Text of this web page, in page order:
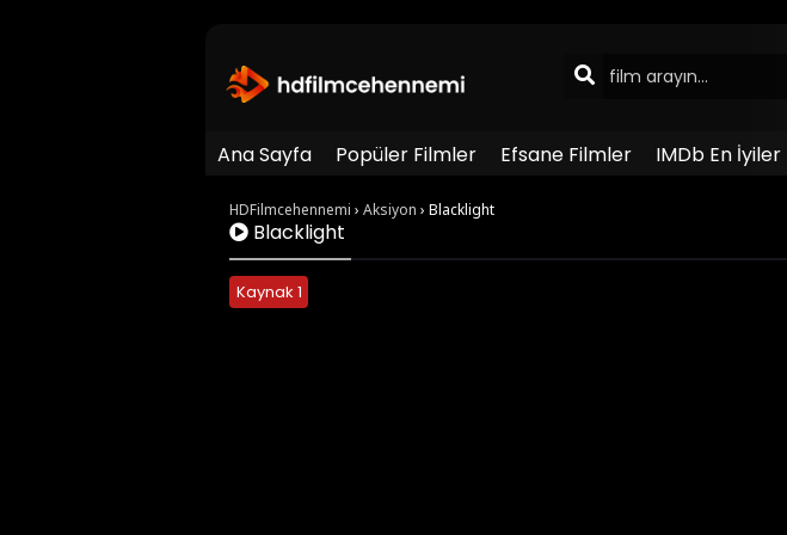
Ana Sayfa Popüler Filmler Efsane Filmler IMDb En İyiler
HDFilmcehennemi › Aksiyon › Blacklight
Blacklight
Kaynak 1